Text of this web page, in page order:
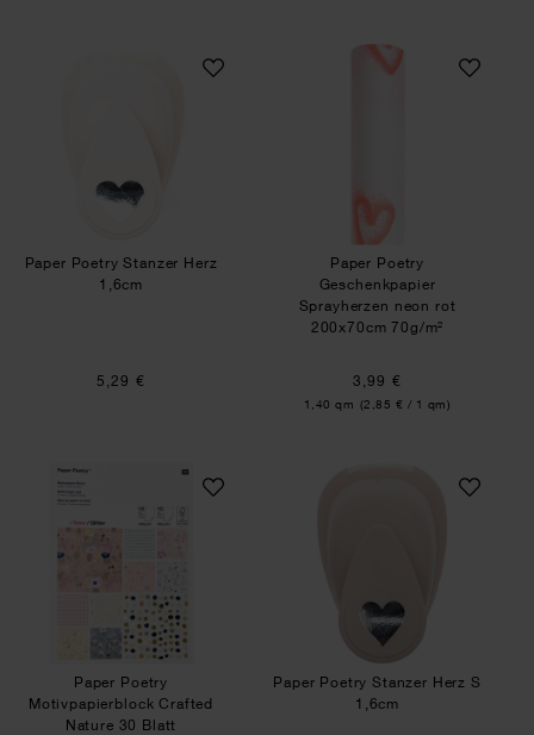
Paper Poetry Stanzer Herz 1,6cm
Paper Poetry Stanzer Herz
1,6cm
5,29 €
Paper Poetry
Paper Poetry
Geschenkpapier
Sprayherzen neon rot
200x70cm 70g/m²
3,99 €
Inhalt:
1,40 qm (2,85 € / 1 qm)
Paper Poetry Motivpapierblock Crafted Nature
Paper Poetry
Motivpapierblock Crafted
Nature 30 Blatt
Paper Poetry
Paper Poetry Stanzer Herz S
1,6cm